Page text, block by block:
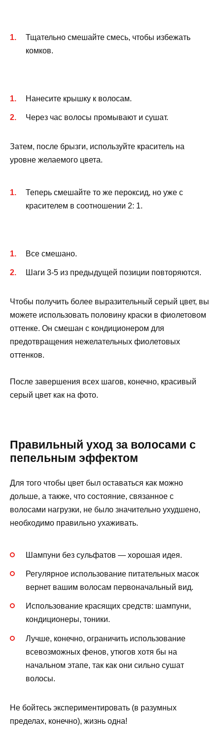
Тщательно смешайте смесь, чтобы избежать
комков.
Нанесите крышку к волосам.
Через час волосы промывают и сушат.
Затем, после брызги, используйте краситель на
уровне желаемого цвета.
Теперь смешайте то же пероксид, но уже с
красителем в соотношении 2: 1.
Все смешано.
Шаги 3-5 из предыдущей позиции повторяются.
Чтобы получить более выразительный серый цвет, вы
можете использовать половину краски в фиолетовом
оттенке. Он смешан с кондиционером для
предотвращения нежелательных фиолетовых
оттенков.
После завершения всех шагов, конечно, красивый
серый цвет как на фото.
Правильный уход за волосами с
пепельным эффектом
Для того чтобы цвет был оставаться как можно
дольше, а также, что состояние, связанное с
волосами нагрузки, не было значительно ухудшено,
необходимо правильно ухаживать.
Шампуни без сульфатов — хорошая идея.
Регулярное использование питательных масок
вернет вашим волосам первоначальный вид.
Использование красящих средств: шампуни,
кондиционеры, тоники.
Лучше, конечно, ограничить использование
всевозможных фенов, утюгов хотя бы на
начальном этапе, так как они сильно сушат
волосы.
Не бойтесь экспериментировать (в разумных
пределах, конечно), жизнь одна!